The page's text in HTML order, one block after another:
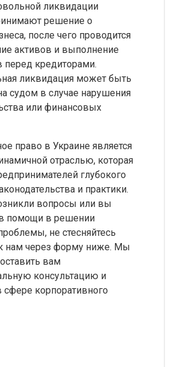
ликвидации
решение о
после чего проводится
активов и выполнение
перед кредиторами.
ликвидация может быть
судом в случае нарушения
или финансовых
право в Украине является
отраслью, которая
глубокого
и практики.
вопросы или вы
помощи в решении
не стесняйтесь
нам через форму ниже. Мы
вам
консультацию и
корпоративного